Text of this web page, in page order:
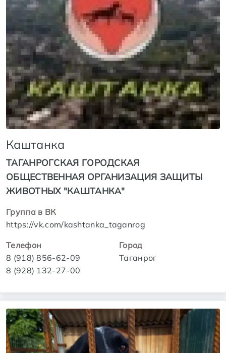
Каштанка
ТАГАНРОГСКАЯ ГОРОДСКАЯ
ОБЩЕСТВЕННАЯ ОРГАНИЗАЦИЯ ЗАЩИТЫ
ЖИВОТНЫХ "КАШТАНКА"
Группа в ВК
https://vk.com/kashtanka_taganrog
Телефон
8 (918) 856-62-09
8 (928) 132-27-00
Город
Таганрог